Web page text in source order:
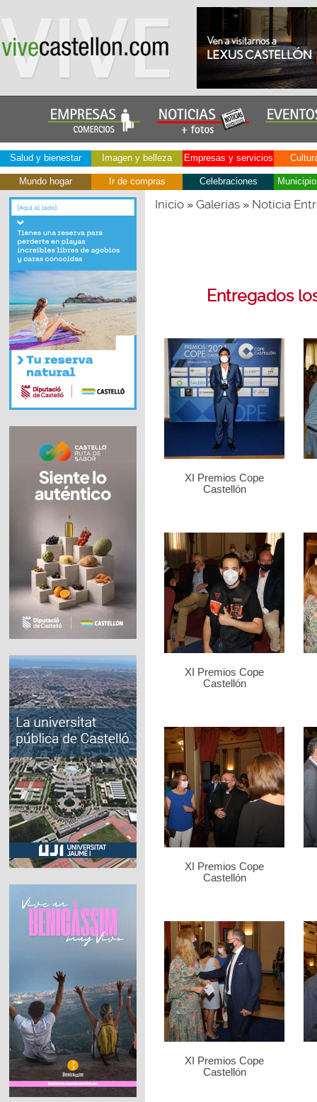
Salud y bienestar Imagen y belleza Empresas y servicios
Mundo hogar Ir de compras Celebraciones
Inicio» Galerías» Noticia
Entregados
XI Premios Cope
Castellón
XI Premios Cope
Castellón
XI Premios Cope
Castellón
XI Premios Cope
Castellón